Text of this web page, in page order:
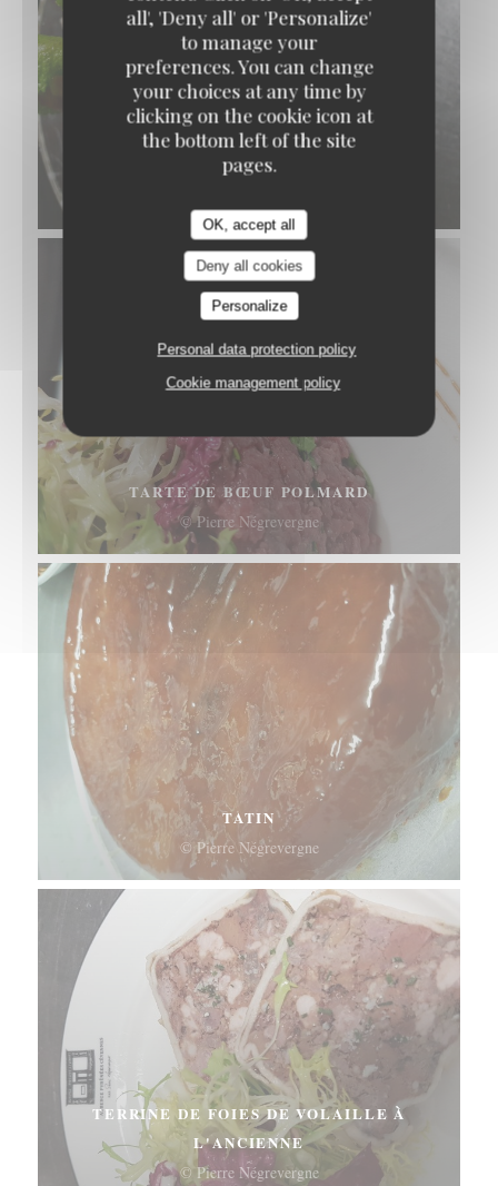
all', 'Deny all' or 'Personalize'
to manage your
preferences. You can change
your choices at any time by
clicking on the cookie icon at
the bottom left of the site
pages.
OK, accept all
Deny all cookies
Personalize
Personal data protection policy
Cookie management policy
RIZ AU LAIT, CARAMEL AU BEURRE SALÉ
TARTE DE BŒUF POLMARD
© Pierre Négrevergne
TATIN
© Pierre Négrevergne
TERRINE DE FOIES DE VOLAILLE À
L'ANCIENNE
© Pierre Négrevergne